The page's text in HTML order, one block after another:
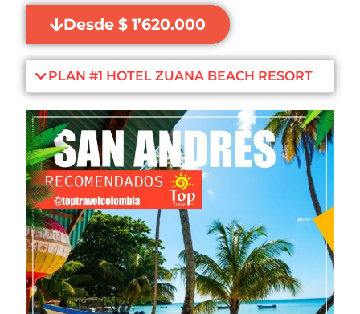
Desde $ 1’620.000
PLAN #1 HOTEL ZUANA BEACH RESORT